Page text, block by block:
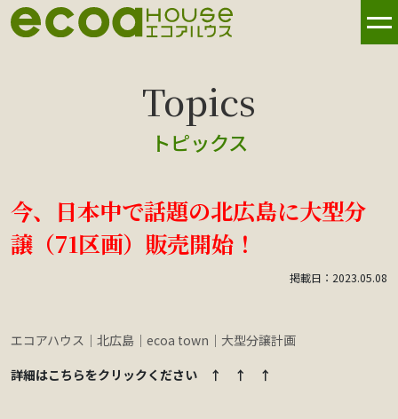
トピックス
今、日本中で話題の北広島に大型分
譲（71区画）販売開始！
掲載日：2023.05.08
エコアハウス｜北広島｜ecoa town｜大型分譲計画
詳細はこちらをクリックください ↑ ↑ ↑